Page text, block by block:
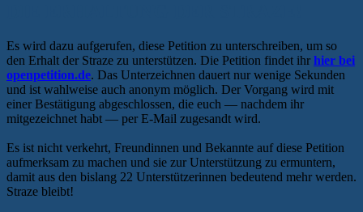
Es wird dazu aufgerufen, diese Petition zu unterschreiben, um so
den Erhalt der Straze zu unterstützen. Die Petition findet ihr hier bei
openpetition.de. Das Unterzeichnen dauert nur wenige Sekunden
und ist wahlweise auch anonym möglich. Der Vorgang wird mit
einer Bestätigung abgeschlossen, die euch — nachdem ihr
mitgezeichnet habt — per E-Mail zugesandt wird.
Es ist nicht verkehrt, Freundinnen und Bekannte auf diese Petition
aufmerksam zu machen und sie zur Unterstützung zu ermuntern,
damit aus den bislang 22 Unterstützerinnen bedeutend mehr werden.
Straze bleibt!